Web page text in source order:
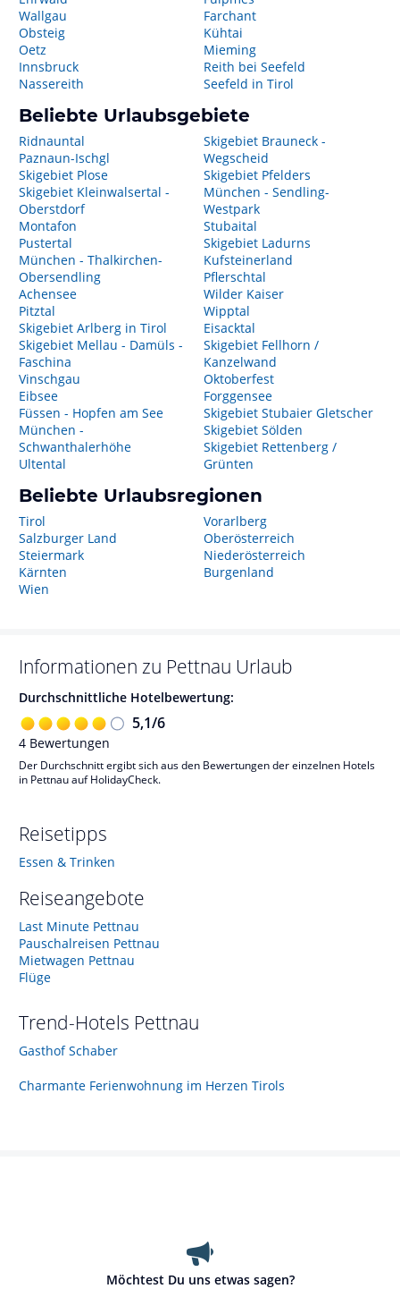
Wallgau
Obsteig
Oetz
Innsbruck
Nassereith
Farchant
Kühtai
Mieming
Reith bei Seefeld
Seefeld in Tirol
Beliebte Urlaubsgebiete
Ridnauntal
Paznaun-Ischgl
Skigebiet Plose
Skigebiet Kleinwalsertal -
Oberstdorf
Montafon
Pustertal
München - Thalkirchen-
Obersendling
Achensee
Pitztal
Skigebiet Arlberg in Tirol
Skigebiet Mellau - Damüls -
Faschina
Vinschgau
Eibsee
Füssen - Hopfen am See
München -
Schwanthalerhöhe
Ultental
Skigebiet Brauneck -
Wegscheid
Skigebiet Pfelders
München - Sendling-
Westpark
Stubaital
Skigebiet Ladurns
Kufsteinerland
Pflerschtal
Wilder Kaiser
Wipptal
Eisacktal
Skigebiet Fellhorn /
Kanzelwand
Oktoberfest
Forggensee
Skigebiet Stubaier Gletscher
Skigebiet Sölden
Skigebiet Rettenberg /
Grünten
Beliebte Urlaubsregionen
Tirol
Salzburger Land
Steiermark
Kärnten
Wien
Vorarlberg
Oberösterreich
Niederösterreich
Burgenland
Informationen zu Pettnau Urlaub
Durchschnittliche Hotelbewertung:
5,1/6
4 Bewertungen
Der Durchschnitt ergibt sich aus den Bewertungen der einzelnen Hotels
in Pettnau auf HolidayCheck.
Reisetipps
Essen & Trinken
Reiseangebote
Last Minute Pettnau
Pauschalreisen Pettnau
Mietwagen Pettnau
Flüge
Trend-Hotels Pettnau
Gasthof Schaber
Charmante Ferienwohnung im Herzen Tirols
Möchtest Du uns etwas sagen?